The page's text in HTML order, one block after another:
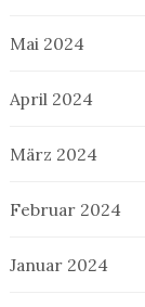
Mai 2024
April 2024
März 2024
Februar 2024
Januar 2024